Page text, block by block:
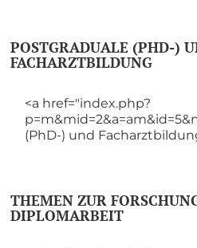
POSTGRADUALE (PHD-)
FACHARZTBILDUNG
<a href="index.php?
(PhD-) und
THEMEN ZUR
DIPLOMARBEIT